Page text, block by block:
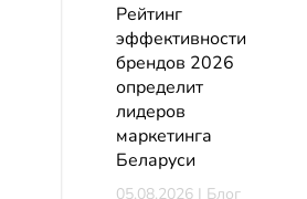
Рейтинг
эффективности
брендов 2026
определит
лидеров
маркетинга
Беларуси
05.08.2026 | Блог